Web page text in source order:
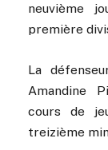
neuvième
première
La
Amandine
cours de
treizième